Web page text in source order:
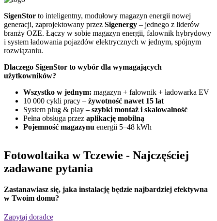
SigenStor to inteligentny, modułowy magazyn energii nowej
generacji, zaprojektowany przez Sigenergy – jednego z liderów
branży OZE. Łączy w sobie magazyn energii, falownik hybrydowy
i system ładowania pojazdów elektrycznych w jednym, spójnym
rozwiązaniu.
Dlaczego SigenStor to wybór dla wymagających
użytkowników?
Wszystko w jednym: magazyn + falownik + ładowarka EV
10 000 cykli pracy – żywotność nawet 15 lat
System plug & play – szybki montaż i skalowalność
Pełna obsługa przez aplikację mobilną
Pojemność magazynu energii 5–48 kWh
Fotowoltaika w Tczewie - Najczęściej
zadawane pytania
Zastanawiasz się, jaka instalację będzie najbardziej efektywna
w Twoim domu?
Zapytaj doradcę